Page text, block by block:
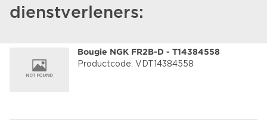
dienstverleners:
Bougie NGK FR2B-D - T14384558
Productcode: VDT14384558